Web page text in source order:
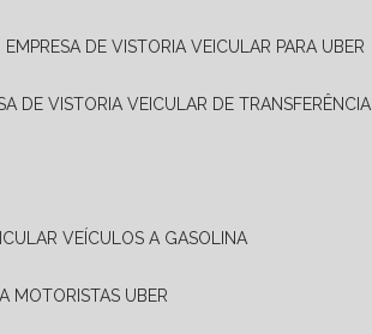
EMPRESA DE VISTORIA VEICULAR PARA UBER
DE VISTORIA VEICULAR DE TRANSFERÊNCIA
VEÍCULOS A GASOLINA
MOTORISTAS UBER